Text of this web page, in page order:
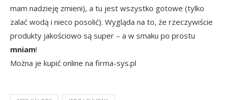
mam nadzieję zmieni), a tu jest wszystko gotowe (tylko
zalać wodą i nieco posolić). Wygląda na to, że rzeczywiście
produkty jakościowo są super – a w smaku po prostu
mniam!
Można je kupić online na firma-sys.pl